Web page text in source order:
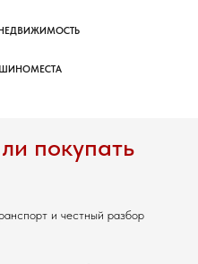
покупать
и честный разбор